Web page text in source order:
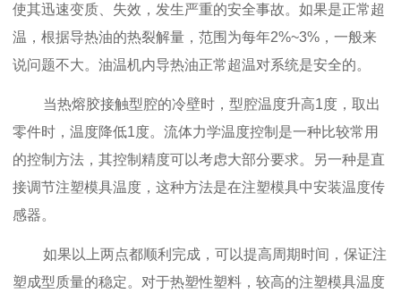
使其迅速变质、失效，发生严重的安全事故。如果是正常超
温，根据导热油的热裂解量，范围为每年2%~3%，一般来
说问题不大。油温机内导热油正常超温对系统是安全的。
当热熔胶接触型腔的冷壁时，型腔温度升高1度，取出
零件时，温度降低1度。流体力学温度控制是一种比较常用
的控制方法，其控制精度可以考虑大部分要求。另一种是直
接调节注塑模具温度，这种方法是在注塑模具中安装温度传
感器。
如果以上两点都顺利完成，可以提高周期时间，保证注
塑成型质量的稳定。对于热塑性塑料，较高的注塑模具温度